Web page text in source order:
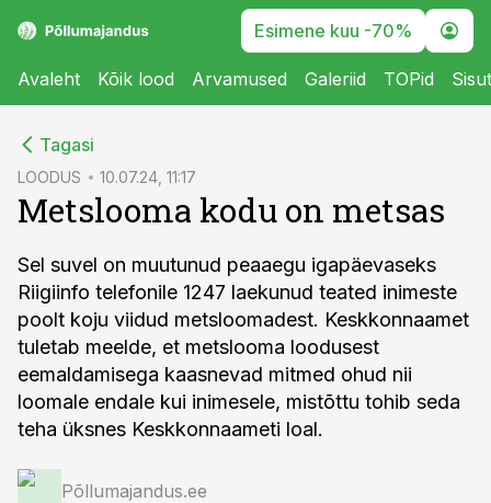
Esimene kuu -70%
Avaleht Kõik lood Arvamused Galeriid TOPid
Tagasi
LOODUS 10.07.24, 11:17
Metslooma kodu on metsas
Sel suvel on muutunud peaaegu igapäevaseks
Riigiinfo telefonile 1247 laekunud teated inimeste
poolt koju viidud metsloomadest. Keskkonnaamet
tuletab meelde, et metslooma loodusest
eemaldamisega kaasnevad mitmed ohud nii
loomale endale kui inimesele, mistõttu tohib seda
teha üksnes Keskkonnaameti loal.
Põllumajandus.ee